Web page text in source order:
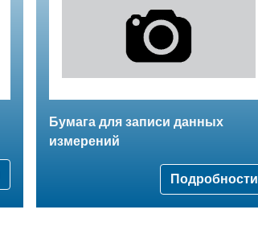
Бумага для записи данных
измерений
Подробности